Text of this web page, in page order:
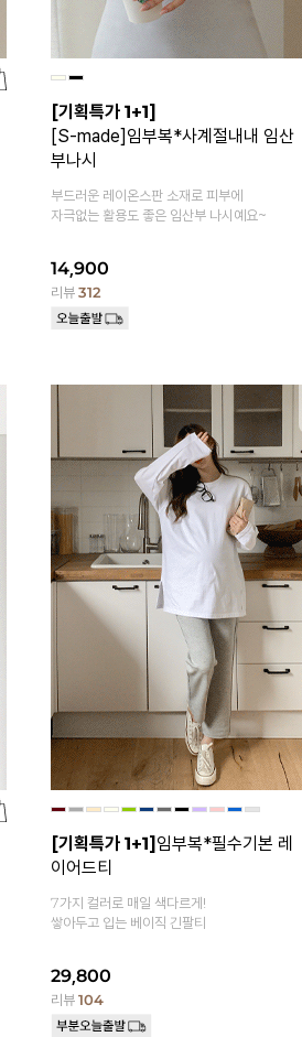
[기획특가 1+1]
[S-made]임부복*사계절내내 임산
부나시
부드러운 레이온스판 소재로 피부에
자극없는 활용도 좋은 임산부 나시예요~
14,900
리뷰 312
[기획특가 1+1]임부복*필수기본 레
이어드티
7가지 컬러로 매일 색다르게!
쌓아두고 입는 베이직 긴팔티
29,800
리뷰 104